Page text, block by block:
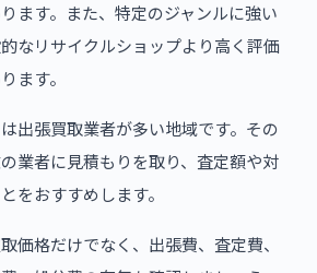
ます。また、特定のジャンルに強い
なリサイクルショップより高く評価
ます。
出張買取業者が多い地域です。その
業者に見積もりを取り、査定額や対
をおすすめします。
価格だけでなく、出張費、査定費、